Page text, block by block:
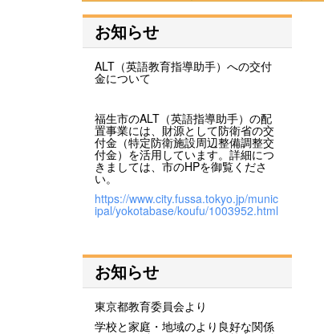
お知らせ
ALT（英語教育指導助手）への交付
金について
福生市のALT（英語指導助手）の配
置事業には、財源として防衛省の交
付金（特定防衛施設周辺整備調整交
付金）を活用しています。詳細につ
きましては、市のHPを御覧くださ
い。
https://www.city.fussa.tokyo.jp/munic
ipal/yokotabase/koufu/1003952.html
お知らせ
東京都教育委員会より
学校と家庭・地域のより良好な関係